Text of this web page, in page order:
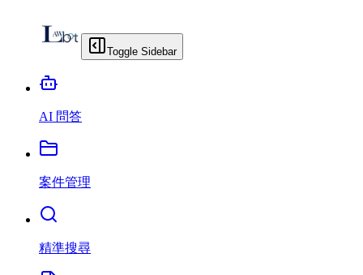
Toggle Sidebar
AI 問答
案件管理
精準搜尋